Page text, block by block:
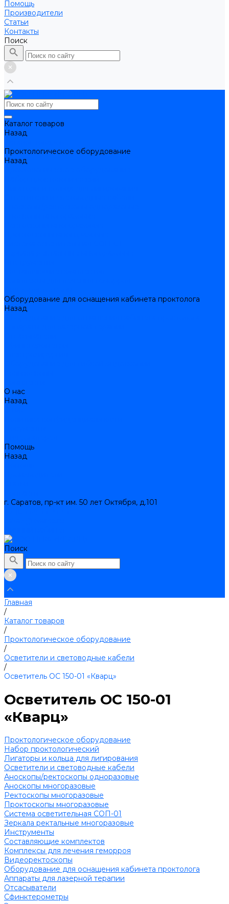
Помощь
Производители
Статьи
Контакты
Поиск
Каталог товаров
Назад
Проктологическое оборудование
Назад
Оборудование для оснащения кабинета проктолога
Назад
О нас
Назад
Помощь
Назад
г. Саратов, пр-кт им. 50 лет Октября, д.101
Поиск
Главная
/
Каталог товаров
/
Проктологическое оборудование
/
Осветители и световодные кабели
/
Осветитель ОС 150-01 «Кварц»
Осветитель ОС 150-01
«Кварц»
Проктологическое оборудование
Набор проктологический
Лигаторы и кольца для лигирования
Осветители и световодные кабели
Аноскопы/ректоскопы одноразовые
Аноскопы многоразовые
Ректоскопы многоразовые
Проктоскопы многоразовые
Система осветительная СОП-01
Зеркала ректальные многоразовые
Инструменты
Составляющие комплектов
Комплексы для лечения геморроя
Видеоректоскопы
Оборудование для оснащения кабинета проктолога
Аппараты для лазерной терапии
Отсасыватели
Сфинктерометры